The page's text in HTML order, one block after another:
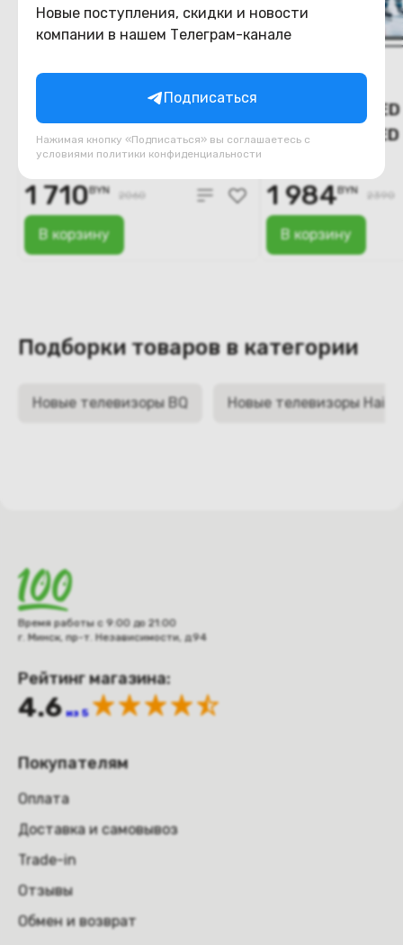
Новые поступления, скидки и новости
компании в нашем Телеграм-канале
Подписаться
Нажимая кнопку «Подписаться» вы соглашаетесь с
условиями политики конфиденциальности
(Новый) Телевизор Haier
50 Smart TV AX PRO
В наличии
В корзину
1 710BYN 2060
(Новый)
Haier 55 MiniLED
В корзину
1 984BYN 2390
Подборки товаров в категории
Новые телевизоры BQ Новые телевизоры Haier
Время работы с 9:00 до 21:00
г. Минск, пр-т. Независимости, д.94
Рейтинг магазина:
4.6 из 5
Покупателям
Оплата
Доставка и самовывоз
Trade-in
Отзывы
Обмен и возврат